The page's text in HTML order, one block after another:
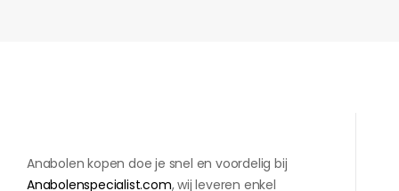
Anabolen kopen doe je snel en voordelig bij
Anabolenspecialist.com, wij leveren enkel